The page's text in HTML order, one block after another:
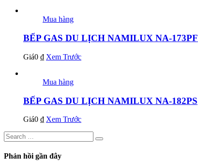
Mua hàng
BẾP GAS DU LỊCH NAMILUX NA-173PF
Giá0 ₫ Xem Trước
Mua hàng
BẾP GAS DU LỊCH NAMILUX NA-182PS
Giá0 ₫ Xem Trước
Phản hồi gần đây